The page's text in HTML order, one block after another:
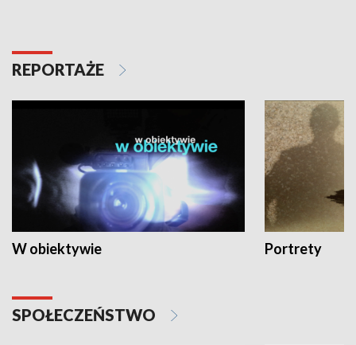
REPORTAŻE
W obiektywie Portrety
SPOŁECZEŃSTWO